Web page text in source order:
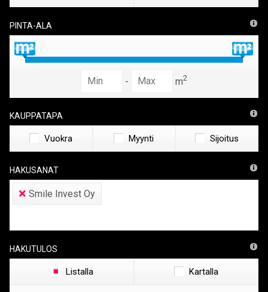
Pinta-ala
- m2
Kauppatapa
Vuokra Myynti Sijoitus
Hakusanat
× Smile Invest Oy
Hakutulos
Listalla Kartalla